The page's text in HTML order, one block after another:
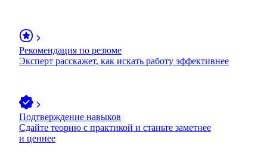
Рекомендация по резюме
Эксперт расскажет, как искать работу эффективнее
Подтверждение навыков
Сдайте теорию с практикой и станьте заметнее
и ценнее